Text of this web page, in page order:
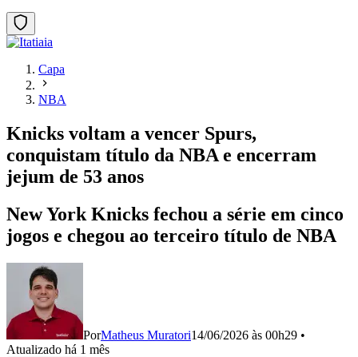
Capa
NBA
Knicks voltam a vencer Spurs,
conquistam título da NBA e encerram
jejum de 53 anos
New York Knicks fechou a série em cinco
jogos e chegou ao terceiro título de NBA
PorMatheus Muratori14/06/2026 às 00h29 •
Atualizado há 1 mês